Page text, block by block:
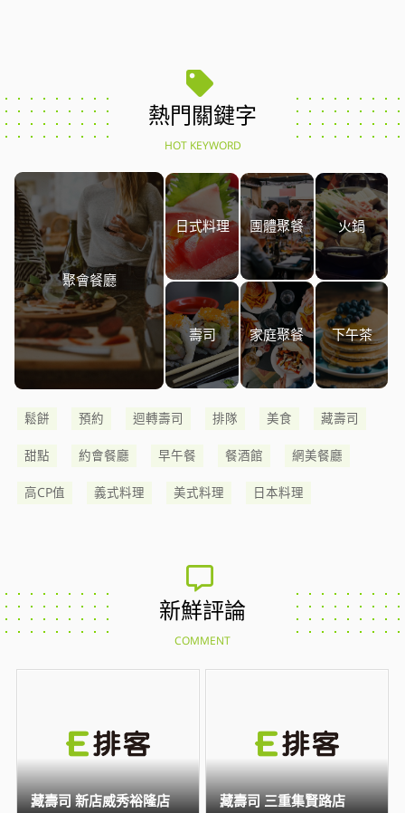
熱門關鍵字
HOT KEYWORD
聚會餐廳
日式料理 團體聚餐 火鍋
壽司 家庭聚餐 下午茶
鬆餅 預約 迴轉壽司 排隊 美食 藏壽司
甜點 約會餐廳 早午餐 餐酒館 網美餐廳
高CP值 義式料理 美式料理 日本料理
新鮮評論
COMMENT
藏壽司 新店威秀裕隆店 藏壽司 三重集賢路店